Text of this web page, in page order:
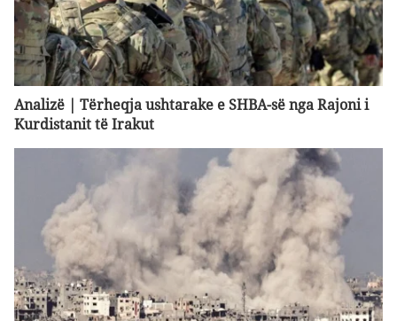
Analizë | Tërheqja ushtarake e SHBA-së nga Rajoni i
Kurdistanit të Irakut